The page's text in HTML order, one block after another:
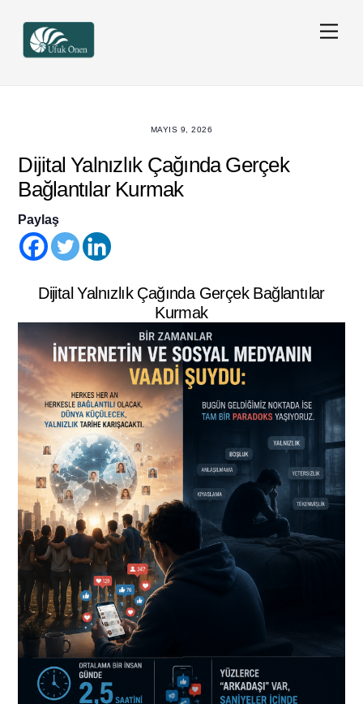
content
MAYIS 9, 2026
Dijital Yalnızlık Çağında Gerçek
Bağlantılar Kurmak
Paylaş
Dijital Yalnızlık Çağında Gerçek Bağlantılar
Kurmak